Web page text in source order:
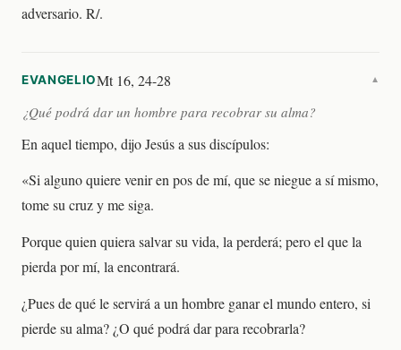
adversario. R/.
EVANGELIOMt 16, 24-28 ▼
¿Qué podrá dar un hombre para recobrar su alma?
En aquel tiempo, dijo Jesús a sus discípulos:
«Si alguno quiere venir en pos de mí, que se niegue a sí mismo,
tome su cruz y me siga.
Porque quien quiera salvar su vida, la perderá; pero el que la
pierda por mí, la encontrará.
¿Pues de qué le servirá a un hombre ganar el mundo entero, si
pierde su alma? ¿O qué podrá dar para recobrarla?